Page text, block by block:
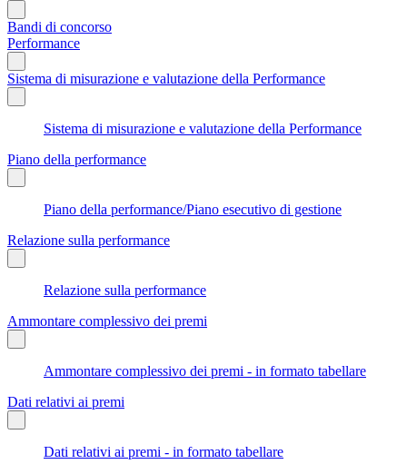
Bandi di concorso
Performance
Sistema di misurazione e valutazione della Performance
Sistema di misurazione e valutazione della Performance
Piano della performance
Piano della performance/Piano esecutivo di gestione
Relazione sulla performance
Relazione sulla performance
Ammontare complessivo dei premi
Ammontare complessivo dei premi - in formato tabellare
Dati relativi ai premi
Dati relativi ai premi - in formato tabellare